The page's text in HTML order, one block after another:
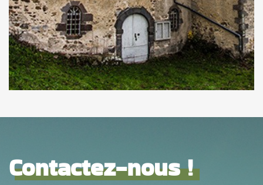
Contactez-nous !